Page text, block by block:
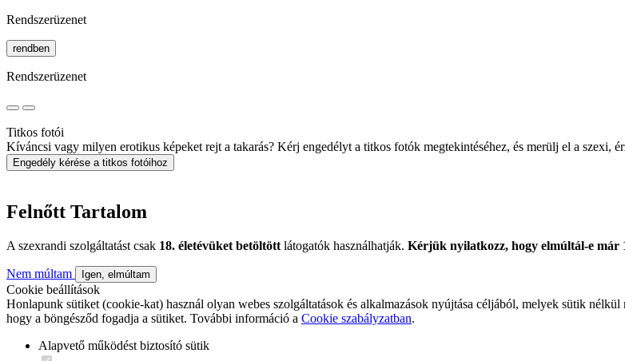
Rendszerüzenet
rendben
Rendszerüzenet
Titkos fotói
Kíváncsi vagy milyen erotikus képeket rejt a takarás? Kérj engedélyt a titkos fotók megtekintéséhez, és merülj el a szexi,
Engedély kérése a titkos fotóihoz
Felnőtt Tartalom
A szexrandi szolgáltatást csak 18. életévüket betöltött látogatók használhatják. Kérjük nyilatkozz, hogy elmúltál-e már
Nem múltam Igen, elmúltam
Cookie beállítások
Honlapunk sütiket (cookie-kat) használ olyan webes szolgáltatások és alkalmazások nyújtása céljából, melyek sütik
hogy a böngésződ fogadja a sütiket. További információ a Cookie szabályzatban.
Alapvető működést biztosító sütik